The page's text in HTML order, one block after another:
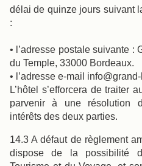
délai de quinze jours suivant
:
• l’adresse postale suivante :
du Temple, 33000 Bordeaux.
• l’adresse e-mail
L’hôtel s’efforcera de traiter
parvenir à une résolution
intérêts des deux parties.
14.3 A défaut de règlement
dispose de la possibilité